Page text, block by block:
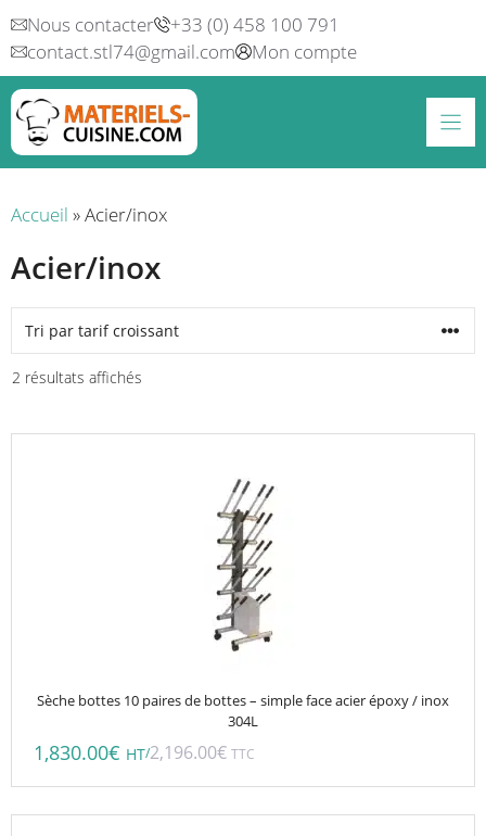
Aller
au
contenu
Nous contacter
+33 (0) 458 100 791
contact.stl74@gmail.com
Mon compte
Accueil »Acier/inox
Acier/inox
2 résultats affichés
Sèche bottes 10 paires de bottes – simple face acier époxy / inox
304L
1,830.00€ HT/2,196.00€ TTC